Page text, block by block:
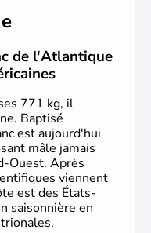
avant l'arrivée
du continent par
Les 13 colonies
d'indépendance
constitution en 1787.
l'entrée dans une
de l'Atlantique
771 kg, il
Baptisé
est aujourd'hui
mâle jamais
Ouest. Après
viennent
est des États-
saisonnière en